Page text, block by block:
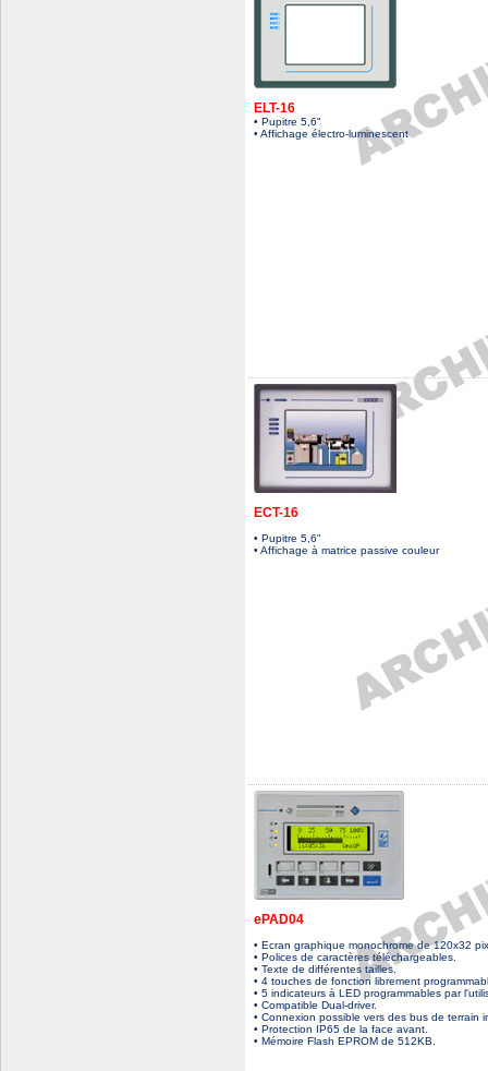
ELT-16
• Pupitre 5,6"
• Affichage électro-luminescent
ECT-16
• Pupitre 5,6"
• Affichage à matrice passive couleur
ePAD04
• Ecran graphique monochrome de 120x32
• Polices de caractères téléchargeables.
• Texte de différentes tailles.
• 4 touches de fonction librement
• 5 indicateurs à LED programmables par
• Compatible Dual-driver.
• Connexion possible vers des bus de terrain
• Protection IP65 de la face avant.
• Mémoire Flash EPROM de 512KB.